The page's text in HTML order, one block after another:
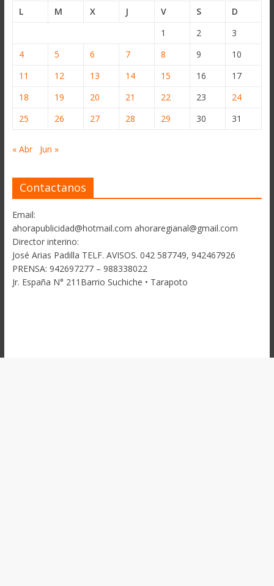
L
M X J V S
D
1
2
3
4
5 6 7 8 9
10
11
12 13 14 15 16
17
18
19 20 21 22 23
24
25
26 27 28 29 30 31
« Abr Jun »
Contactanos
Email:
ahorapublicidad@hotmail.com ahoraregianal@gmail.com
Director interino:
José Arias Padilla TELF. AVISOS. 042 587749, 942467926
PRENSA: 942697277 – 988338022
Jr. España N° 211Barrio Suchiche • Tarapoto